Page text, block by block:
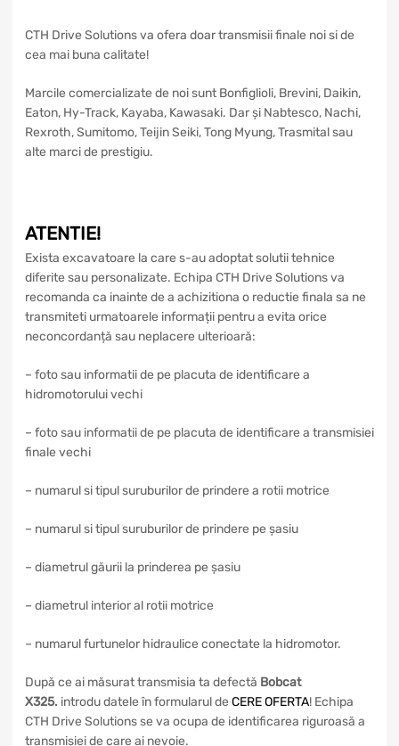
CTH Drive Solutions va ofera doar transmisii finale noi si de
cea mai buna calitate!
Marcile comercializate de noi sunt Bonfiglioli, Brevini, Daikin,
Eaton, Hy-Track, Kayaba, Kawasaki. Dar și Nabtesco, Nachi,
Rexroth, Sumitomo, Teijin Seiki, Tong Myung, Trasmital sau
alte marci de prestigiu.
ATENTIE!
Exista excavatoare la care s-au adoptat solutii tehnice
diferite sau personalizate. Echipa CTH Drive Solutions va
recomanda ca inainte de a achizitiona o reductie finala sa ne
transmiteti urmatoarele informații pentru a evita orice
neconcordanță sau neplacere ulterioară:
– foto sau informatii de pe placuta de identificare a
hidromotorului vechi
– foto sau informatii de pe placuta de identificare a transmisiei
finale vechi
– numarul si tipul suruburilor de prindere a rotii motrice
– numarul si tipul suruburilor de prindere pe șasiu
– diametrul găurii la prinderea pe șasiu
– diametrul interior al rotii motrice
– numarul furtunelor hidraulice conectate la hidromotor.
După ce ai măsurat transmisia ta defectă Bobcat
X325. introdu datele în formularul de CERE OFERTA! Echipa
CTH Drive Solutions se va ocupa de identificarea riguroasă a
transmisiei de care ai nevoie.